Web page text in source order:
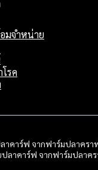
มจำหน่าย
รค
คาร์ฟ จากฟาร์มปลาคราฟ
ปลาคาร์ฟ จากฟาร์มปลาคร